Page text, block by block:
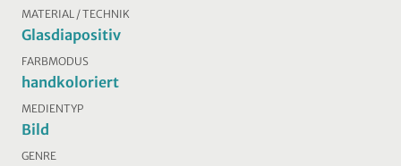
MATERIAL / TECHNIK
Glasdiapositiv
FARBMODUS
handkoloriert
MEDIENTYP
Bild
GENRE